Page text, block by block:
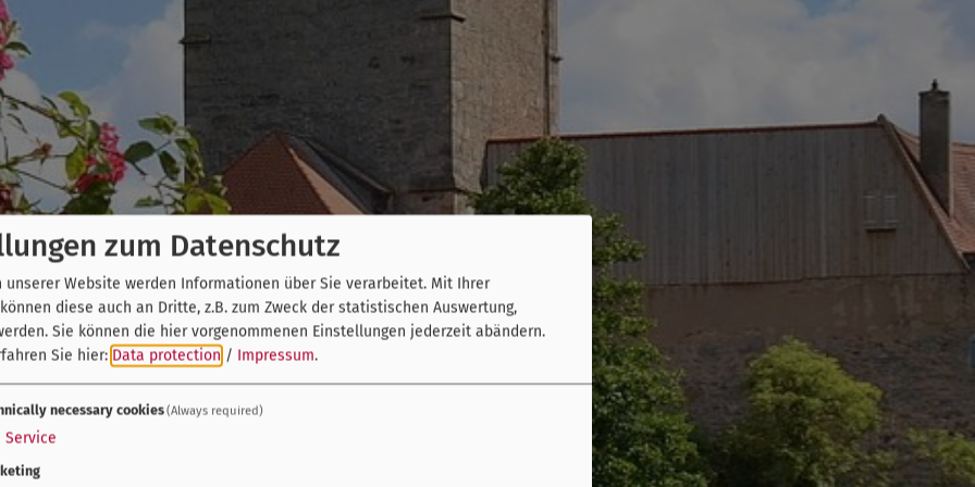
zum Datenschutz
unserer Website werden Informationen über Sie verarbeitet. Mit Ihrer
diese auch an Dritte, z.B. zum Zweck der statistischen Auswertung,
Sie können die hier vorgenommenen Einstellungen jederzeit abändern.
Sie hier: Data protection / Impressum.
necessary cookies(Always required)
Service